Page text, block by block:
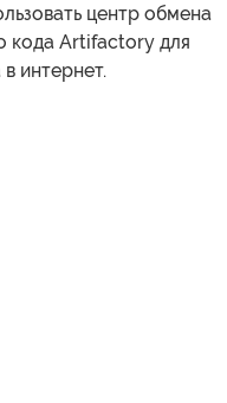
центр обмена
кода Artifactory для
интернет.